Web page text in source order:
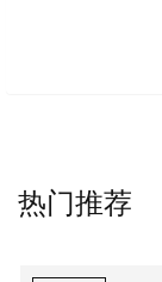
热门推荐